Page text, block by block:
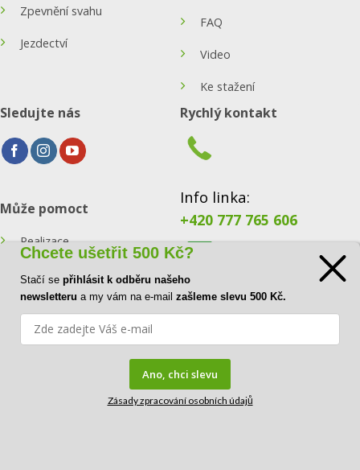
Zpevnění svahu
Jezdectví
FAQ
Video
Ke stažení
Sledujte nás
Může pomoct
Realizace
Konfigurátor
Kontakt
Rychlý kontakt
Info linka:
+420 777 765 606
E-mail:
Chcete ušetřit 500 Kč?
Stačí se přihlásit k odběru našeho
newsletteru a my vám na e-mail zašleme slevu 500 Kč.
Ano, chci slevu
Zásady zpracování osobních údajů